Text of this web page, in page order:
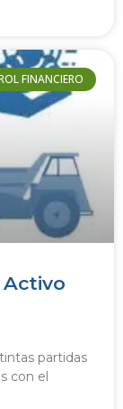
FINANCIERO
Activo
partidas
con el